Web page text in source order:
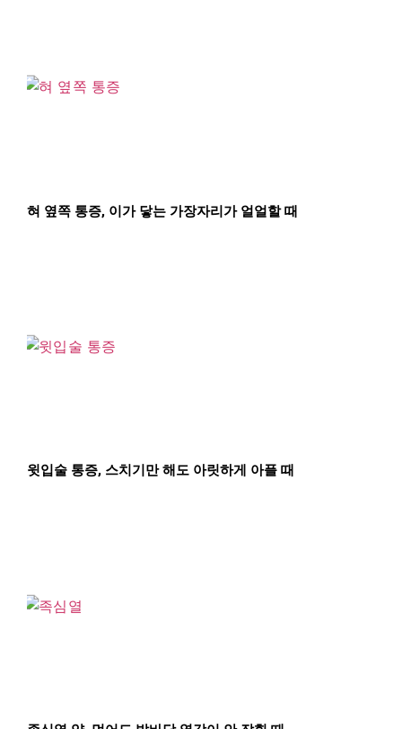
혀 옆쪽 통증, 이가 닿는 가장자리가 얼얼할 때
윗입술 통증, 스치기만 해도 아릿하게 아플 때